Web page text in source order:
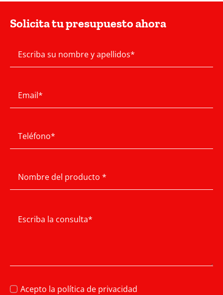
Solicita tu presupuesto ahora
Acepto la política de privacidad